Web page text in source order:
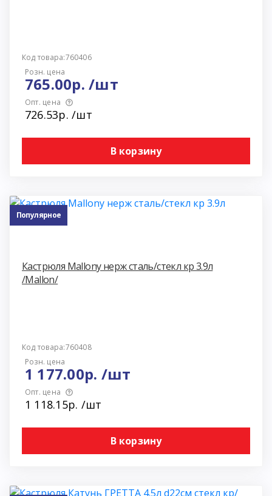
Код товара:760406
Розн. цена
765.00р. /шт
Опт. цена
726.53р. /шт
В корзину
Популярное
Кастрюля Mallony нерж сталь/стекл кр 3.9л
/Mallon/
Код товара:760408
Розн. цена
1 177.00р. /шт
Опт. цена
1 118.15р. /шт
В корзину